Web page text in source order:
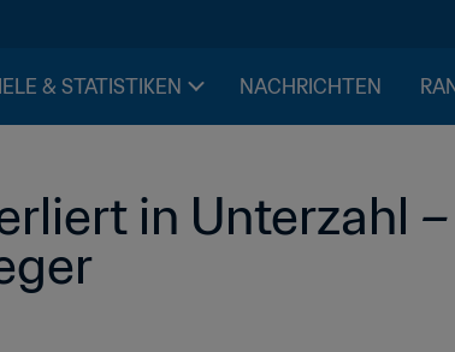
& STATISTIKEN NACHRICHTEN
in Unterzahl